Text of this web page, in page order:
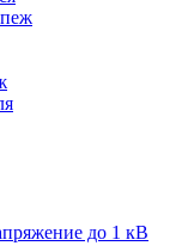
до 1 кВ